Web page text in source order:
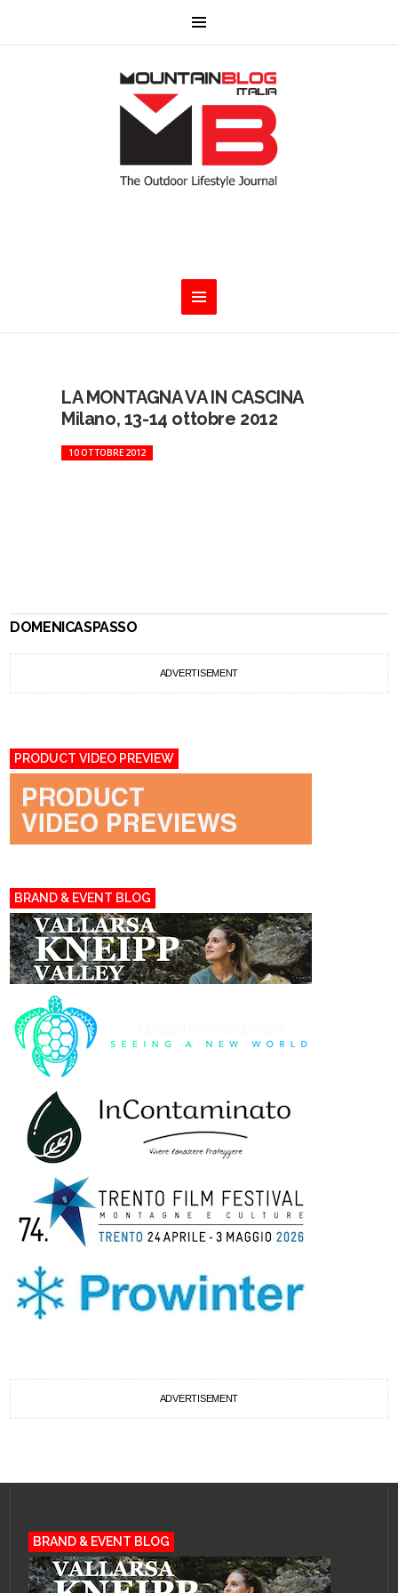
LA MONTAGNA VA IN CASCINA
Milano, 13-14 ottobre 2012
10 OTTOBRE 2012
DOMENICASPASSO
ADVERTISEMENT
PRODUCT VIDEO PREVIEW
BRAND & EVENT BLOG
ADVERTISEMENT
BRAND & EVENT BLOG